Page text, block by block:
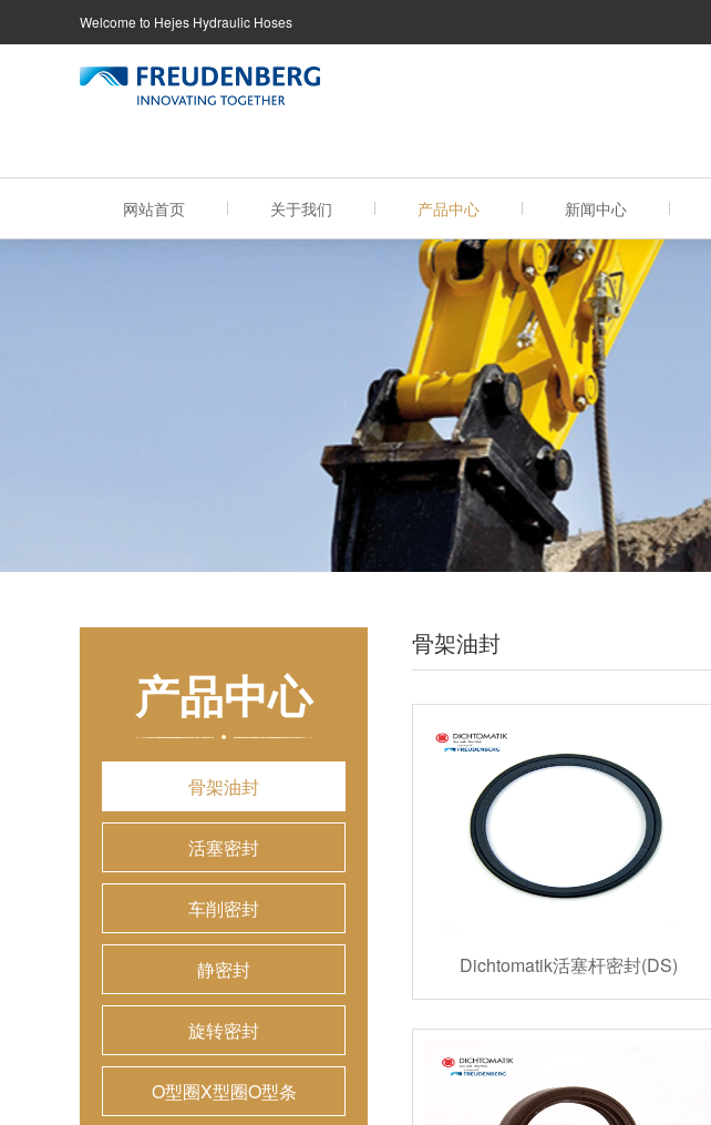
Welcome to Hejes Hydraulic Hoses
网站首页 关于我们 产品中心 新闻中心
产品中心
骨架油封
活塞密封
车削密封
静密封
旋转密封
O型圈X型圈O型条
骨架油封
Dichtomatik活塞杆密封(DS)